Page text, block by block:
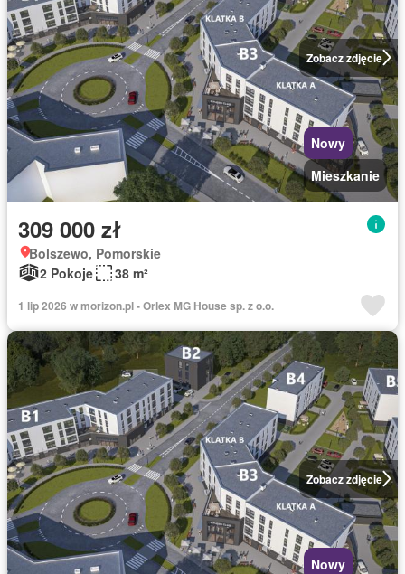
Zobacz zdjęcie
Nowy
Mieszkanie
309 000 zł
Bolszewo, Pomorskie
2 Pokoje
38 m²
1 lip 2026 w morizon.pl - Orlex MG House sp. z o.o.
Zobacz zdjęcie
Nowy